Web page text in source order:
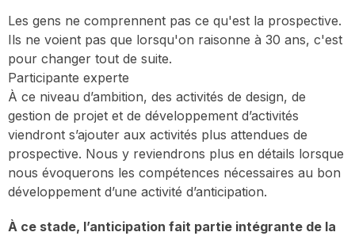
Les gens ne comprennent pas ce qu'est la prospective.
Ils ne voient pas que lorsqu'on raisonne à 30 ans, c'est
pour changer tout de suite.
Participante experte
À ce niveau d’ambition, des activités de design, de
gestion de projet et de développement d’activités
viendront s’ajouter aux activités plus attendues de
prospective. Nous y reviendrons plus en détails lorsque
nous évoquerons les compétences nécessaires au bon
développement d’une activité d’anticipation.
À ce stade, l’anticipation fait partie intégrante de la